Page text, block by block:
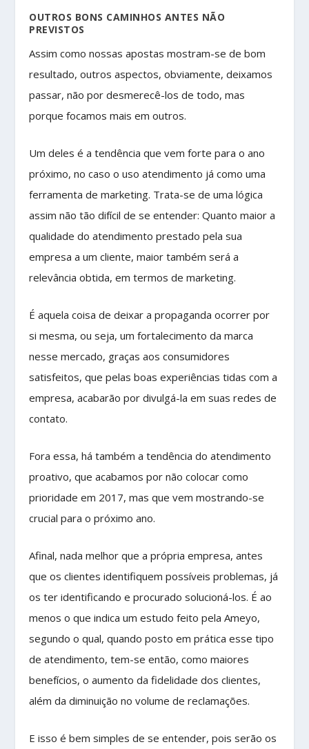
OUTROS BONS CAMINHOS ANTES NÃO
PREVISTOS
Assim como nossas apostas mostram-se de bom
resultado, outros aspectos, obviamente, deixamos
passar, não por desmerecê-los de todo, mas
porque focamos mais em outros.
Um deles é a tendência que vem forte para o ano
próximo, no caso o uso atendimento já como uma
ferramenta de marketing. Trata-se de uma lógica
assim não tão difícil de se entender: Quanto maior a
qualidade do atendimento prestado pela sua
empresa a um cliente, maior também será a
relevância obtida, em termos de marketing.
É aquela coisa de deixar a propaganda ocorrer por
si mesma, ou seja, um fortalecimento da marca
nesse mercado, graças aos consumidores
satisfeitos, que pelas boas experiências tidas com a
empresa, acabarão por divulgá-la em suas redes de
contato.
Fora essa, há também a tendência do atendimento
proativo, que acabamos por não colocar como
prioridade em 2017, mas que vem mostrando-se
crucial para o próximo ano.
Afinal, nada melhor que a própria empresa, antes
que os clientes identifiquem possíveis problemas, já
os ter identificando e procurado solucioná-los. É ao
menos o que indica um estudo feito pela Ameyo,
segundo o qual, quando posto em prática esse tipo
de atendimento, tem-se então, como maiores
benefícios, o aumento da fidelidade dos clientes,
além da diminuição no volume de reclamações.
E isso é bem simples de se entender, pois serão os